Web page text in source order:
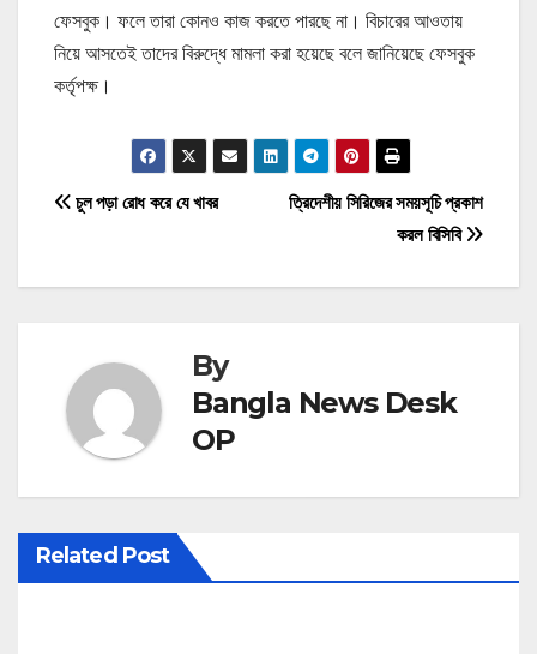
ফেসবুক। ফলে তারা কোনও কাজ করতে পারছে না। বিচারের আওতায়
নিয়ে আসতেই তাদের বিরুদ্ধে মামলা করা হয়েছে বলে জানিয়েছে ফেসবুক
কর্তৃপক্ষ।
P
n
a
v
i
ত্রিদেশীয় সিরিজের সময়সূচি প্রকাশ
করল বিসিবি
চুল পড়া রোধ করে যে খাবর
By
Bangla News Desk
OP
Related Post